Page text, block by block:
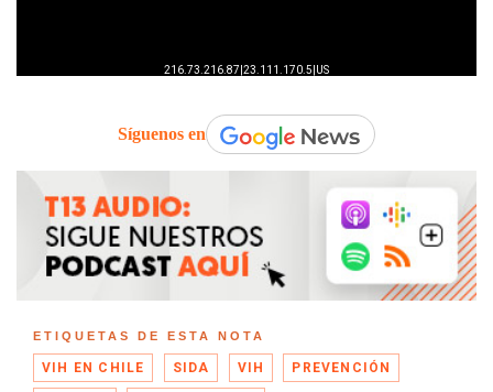
Síguenos en
ETIQUETAS DE ESTA NOTA
VIH EN CHILE SIDA VIH PREVENCIÓN